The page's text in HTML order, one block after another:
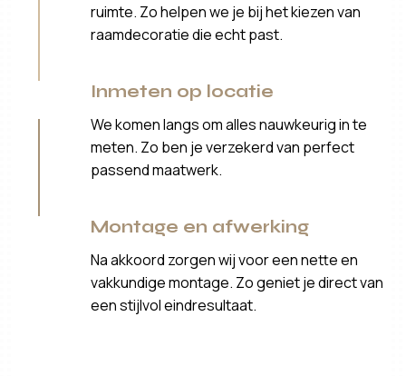
ruimte. Zo helpen we je bij het kiezen van
raamdecoratie die echt past.
Inmeten op locatie
We komen langs om alles nauwkeurig in te
meten. Zo ben je verzekerd van perfect
passend maatwerk.
Montage en afwerking
Na akkoord zorgen wij voor een nette en
vakkundige montage. Zo geniet je direct van
een stijlvol eindresultaat.